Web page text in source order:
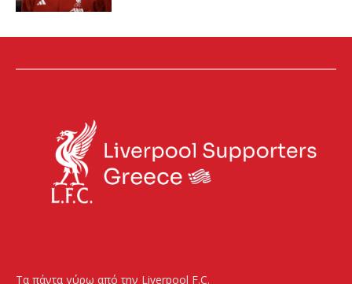
Τα πάντα γύρω από την Liverpool F.C.